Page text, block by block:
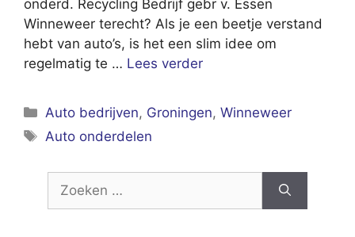
onderd. Recycling Bedrijf gebr v. Essen
Winneweer terecht? Als je een beetje verstand
hebt van auto’s, is het een slim idee om
regelmatig te … Lees verder
Categorieën
Auto bedrijven, Groningen,Winneweer
Tags
Auto onderdelen
naar: